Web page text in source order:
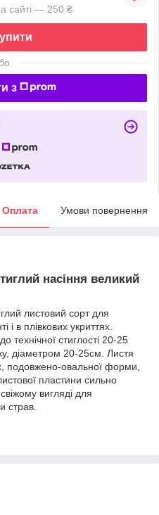
сайті — 250 ₴
з
Оплата Умови повернення
насіння великий
листовий сорт для
і в плівкових укриттях.
технічної стиглості 20-25
діаметром 20-25см. Листя
подовжено-овальної форми,
пластини сильно
вигляді для
страв.